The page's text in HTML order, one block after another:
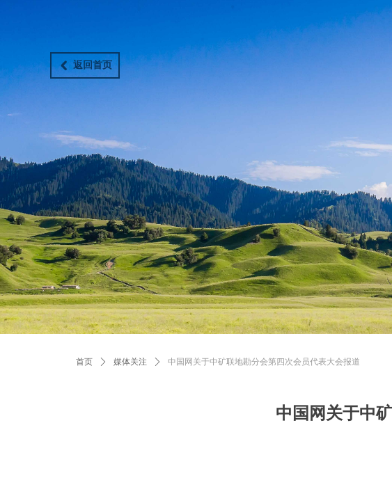
낒 返回首页
中国网关于中
首页 ꄲ 媒体关注 ꄲ 中国网关于中矿联地勘分会第四次会员代表大会报道